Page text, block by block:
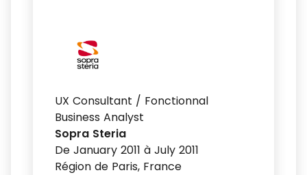
UX Consultant / Fonctionnal
Business Analyst
Sopra Steria
De January 2011 à July 2011
Région de Paris, France